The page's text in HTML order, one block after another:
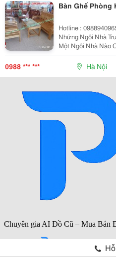
Bàn Ghế Phòng
Hotline : 0988940965 (Mr Hợi) Bảo
Những Ngôi Nhà
Một Ngôi Nhà Nào
Đó Gian Ở Giữa
Phòng Tiếp Khách.
0988 *** *** Hà Nội